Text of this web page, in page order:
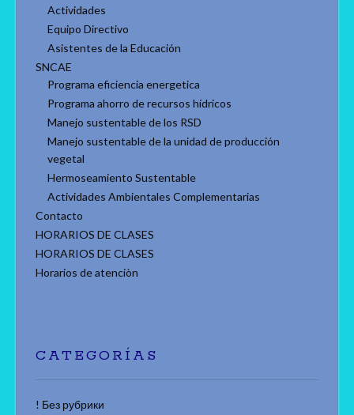
Actividades
Equipo Directivo
Asistentes de la Educación
SNCAE
Programa eficiencia energetica
Programa ahorro de recursos hídricos
Manejo sustentable de los RSD
Manejo sustentable de la unidad de producción
vegetal
Hermoseamiento Sustentable
Actividades Ambientales Complementarias
Contacto
HORARIOS DE CLASES
HORARIOS DE CLASES
Horarios de atenciòn
CATEGORÍAS
! Без рубрики